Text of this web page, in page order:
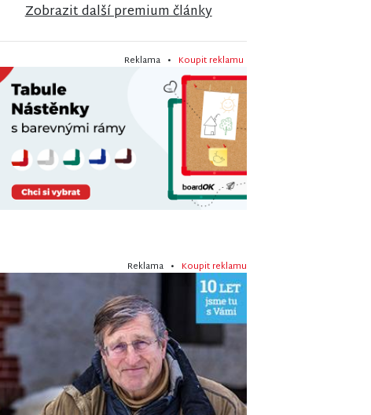
Zobrazit další premium články
Reklama • Koupit reklamu
Reklama • Koupit reklamu